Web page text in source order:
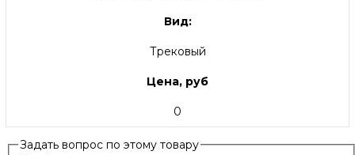
Вид:
Трековый
Цена, руб
0
Задать вопрос по этому товару